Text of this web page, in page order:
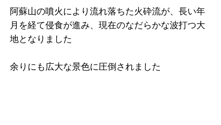
阿蘇山の噴火により流れ落ちた火砕流が、長い年
月を経て侵食が進み、現在のなだらかな波打つ大
地となりました
余りにも広大な景色に圧倒されました